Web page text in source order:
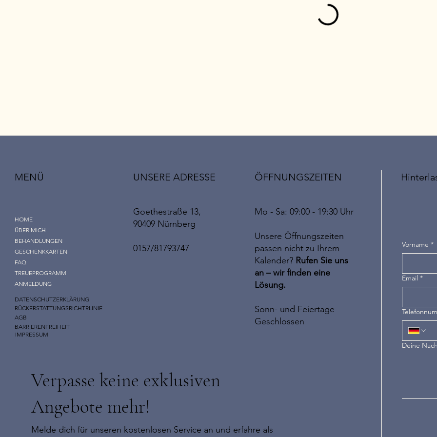
MENÜ
HOME
ÜBER MICH
BEHANDLUNGEN
GESCHENKKARTEN
FAQ
TREUEPROGRAMM
ANMELDUNG
DATENSCHUTZERKLÄRUNG
RÜCKERSTATTUNGSRICHTRLINIE
AGB
BARRIERENFREIHEIT
IMPRESSUM
UNSERE ADRESSE
Goethestraße 13,
90409 Nürnberg
0157/81793747
ÖFFNUNGSZEITEN
Mo - Sa: 09:00 - 19:30 Uhr
Unsere Öffnungszeiten
passen nicht zu Ihrem
Kalender? Rufen Sie uns
an – wir finden eine
Lösung.
Sonn- und Feiertage
Geschlossen
Vorname *
Email *
Deine
Verpasse keine exklusiven
Angebote mehr!
Melde dich für unseren kostenlosen Service an und erfahre als